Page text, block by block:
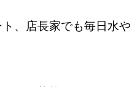
、店長家でも毎日水や